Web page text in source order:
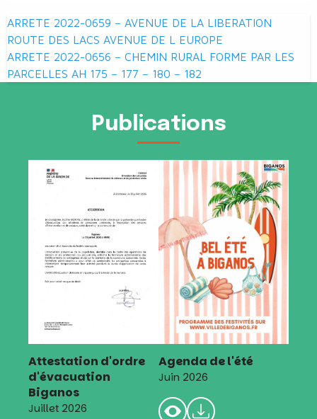
Navigation
de
l’article
ARRETE 2022-0659 – AVENUE DE LA LIBERATION
ROUTE DES LACS AVENUE DE L EUROPE
ARRETE 2022-0656 – CHEMIN RURAL FORME PAR LES
PARCELLES AH 175 – 177 – 180 – 182
Publications
Attestation d'ordre
d'évacuation
Biganos
Juillet 2026
Agenda de l'été
Juin 2026